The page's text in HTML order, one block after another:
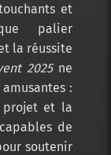
et
palier
la réussite
2025ne
:
projet et la
de
soutenir